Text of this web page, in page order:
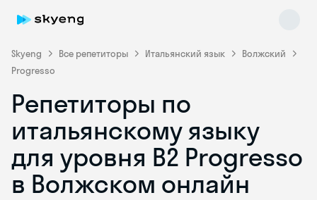
Skyeng Все репетиторы Итальянский язык
Волжский
Progresso
Репетиторы по
итальянскому языку
для уровня B2 Progresso
в Волжском онлайн
Skyeng Chat